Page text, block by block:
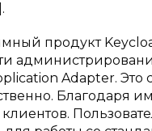
продукт
Adapter.
Благодаря